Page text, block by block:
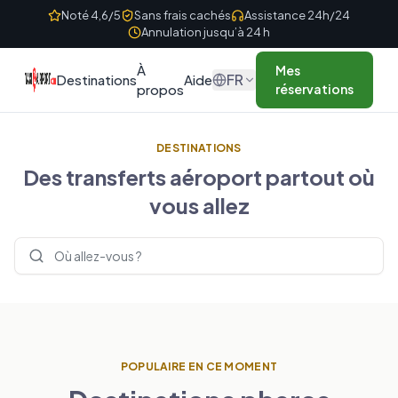
Skip to content
Noté 4,6/5 Sans frais cachés
Assistance 24h/24
Annulation jusqu’à 24 h
Destinations
À
propos
Aide FR
Mes
réservations
DESTINATIONS
Des transferts aéroport partout où
vous allez
Rechercher des destinations
POPULAIRE EN CE MOMENT